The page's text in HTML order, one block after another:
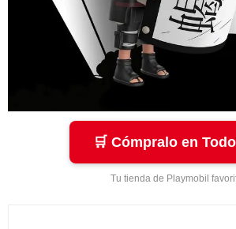
🛒 Cómpralo en
Tu tienda de Playmobil